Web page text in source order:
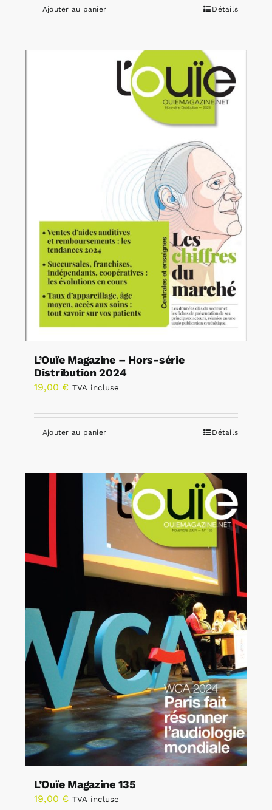
Ajouter au panier Détails
L’Ouïe Magazine – Hors-série
Distribution 2024
19,00 € TVA incluse
Ajouter au panier Détails
L’Ouïe Magazine 135
19,00 € TVA incluse